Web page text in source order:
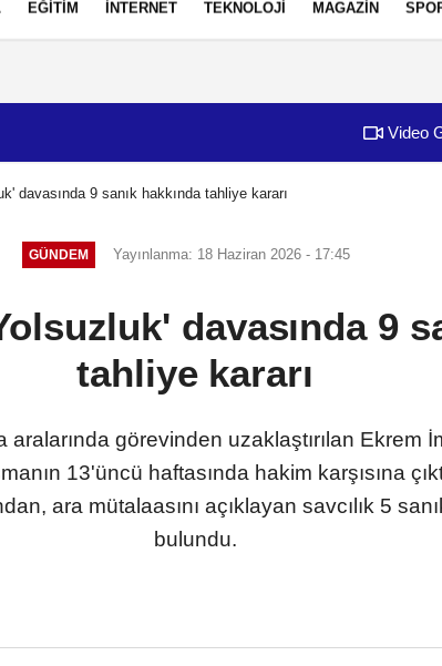
EĞİTİM İNTERNET TEKNOLOJİ MAGAZİN
Video
davasında 9 sanık hakkında tahliye kararı
GÜNDEM Yayınlanma: 18 Haziran 2026 - 17:45
davasında 9
tahliye kararı
görevinden uzaklaştırılan Ekrem
13'üncü haftasında hakim karşısına
ara mütalaasını açıklayan savcılık 5
bulundu.